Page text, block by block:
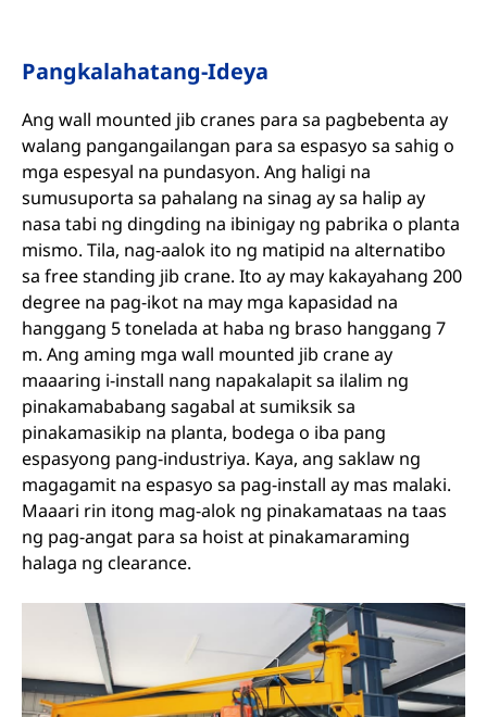
Pangkalahatang-Ideya
Ang wall mounted jib cranes para sa pagbebenta ay
walang pangangailangan para sa espasyo sa sahig o
mga espesyal na pundasyon. Ang haligi na
sumusuporta sa pahalang na sinag ay sa halip ay
nasa tabi ng dingding na ibinigay ng pabrika o planta
mismo. Tila, nag-aalok ito ng matipid na alternatibo
sa free standing jib crane. Ito ay may kakayahang 200
degree na pag-ikot na may mga kapasidad na
hanggang 5 tonelada at haba ng braso hanggang 7
m. Ang aming mga wall mounted jib crane ay
maaaring i-install nang napakalapit sa ilalim ng
pinakamababang sagabal at sumiksik sa
pinakamasikip na planta, bodega o iba pang
espasyong pang-industriya. Kaya, ang saklaw ng
magagamit na espasyo sa pag-install ay mas malaki.
Maaari rin itong mag-alok ng pinakamataas na taas
ng pag-angat para sa hoist at pinakamaraming
halaga ng clearance.